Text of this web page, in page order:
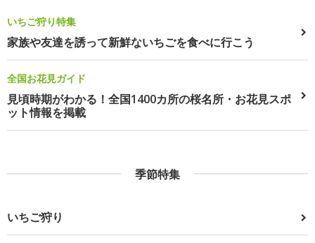
いちご狩り特集
家族や友達を誘って新鮮ないちごを食べに行こう
全国お花見ガイド
見頃時期がわかる！全国1400カ所の桜名所・お花見スポ
ット情報を掲載
季節特集
いちご狩り